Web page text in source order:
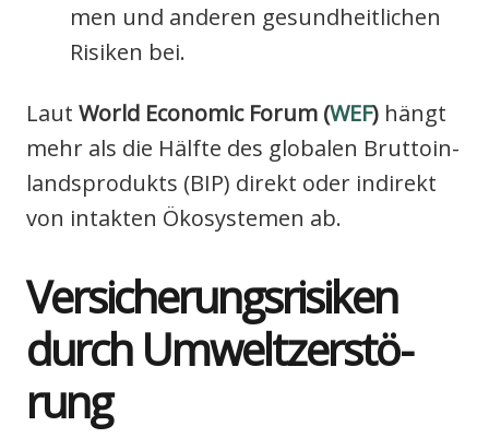
men und ande­ren gesund­heit­li­chen
Risi­ken bei.
Laut World Eco­no­mic Forum (WEF) hängt
mehr als die Hälf­te des glo­ba­len Brut­to­in­
lands­pro­dukts (BIP) direkt oder indi­rekt
von intak­ten Öko­sys­te­men ab.
Ver­si­che­rungs­ri­si­ken
durch Umwelt­zer­stö­
rung